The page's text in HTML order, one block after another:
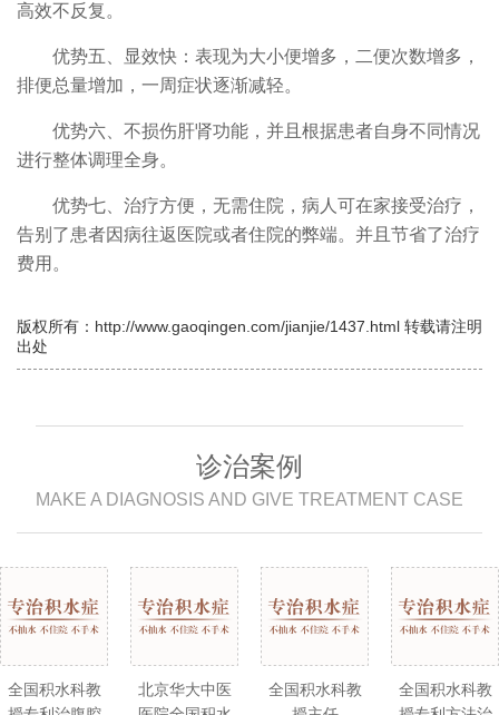
高效不反复。
优势五、显效快：表现为大小便增多，二便次数增多，
排便总量增加，一周症状逐渐减轻。
优势六、不损伤肝肾功能，并且根据患者自身不同情况
进行整体调理全身。
优势七、治疗方便，无需住院，病人可在家接受治疗，
告别了患者因病往返医院或者住院的弊端。并且节省了治疗
费用。
版权所有：http://www.gaoqingen.com/jianjie/1437.html 转载请注明
出处
诊治案例
MAKE A DIAGNOSIS AND GIVE TREATMENT CASE
全国积水科教
北京华大中医
全国积水科教
全国积水科教